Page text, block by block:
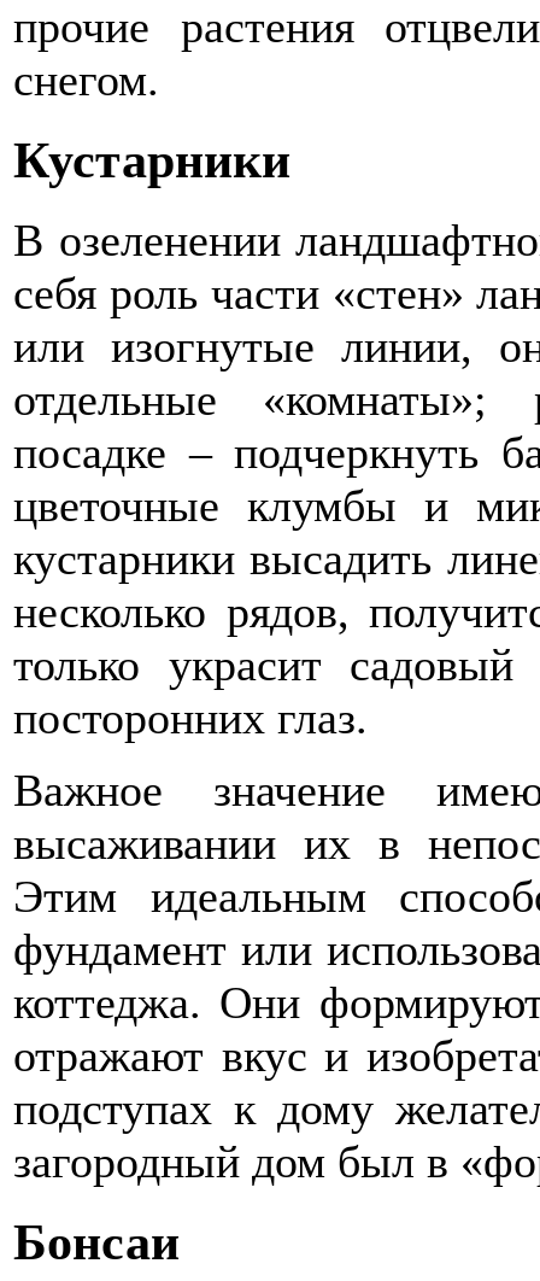
прочие растения
снегом.
Кустарники
В озеленении
себя роль части «стен»
или изогнутые линии,
отдельные «комнаты»;
посадке – подчеркнуть
цветочные клумбы и
кустарники высадить
несколько рядов,
только украсит
посторонних глаз.
Важное значение
высаживании их в
Этим идеальным
фундамент или
коттеджа. Они
отражают вкус и
подступах к дому
загородный дом был в
Бонсаи